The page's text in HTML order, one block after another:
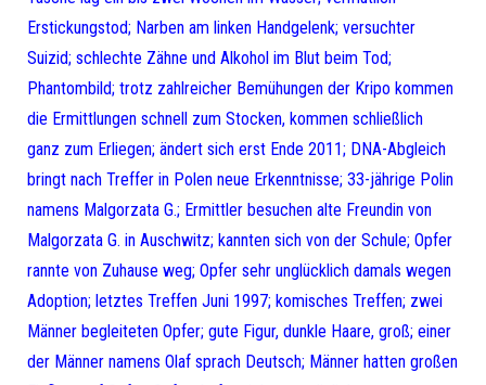
Erstickungstod; Narben am linken Handgelenk; versuchter
Suizid; schlechte Zähne und Alkohol im Blut beim Tod;
Phantombild; trotz zahlreicher Bemühungen der Kripo kommen
die Ermittlungen schnell zum Stocken, kommen schließlich
ganz zum Erliegen; ändert sich erst Ende 2011; DNA-Abgleich
bringt nach Treffer in Polen neue Erkenntnisse; 33-jährige Polin
namens Malgorzata G.; Ermittler besuchen alte Freundin von
Malgorzata G. in Auschwitz; kannten sich von der Schule; Opfer
rannte von Zuhause weg; Opfer sehr unglücklich damals wegen
Adoption; letztes Treffen Juni 1997; komisches Treffen; zwei
Männer begleiteten Opfer; gute Figur, dunkle Haare, groß; einer
der Männer namens Olaf sprach Deutsch; Männer hatten großen